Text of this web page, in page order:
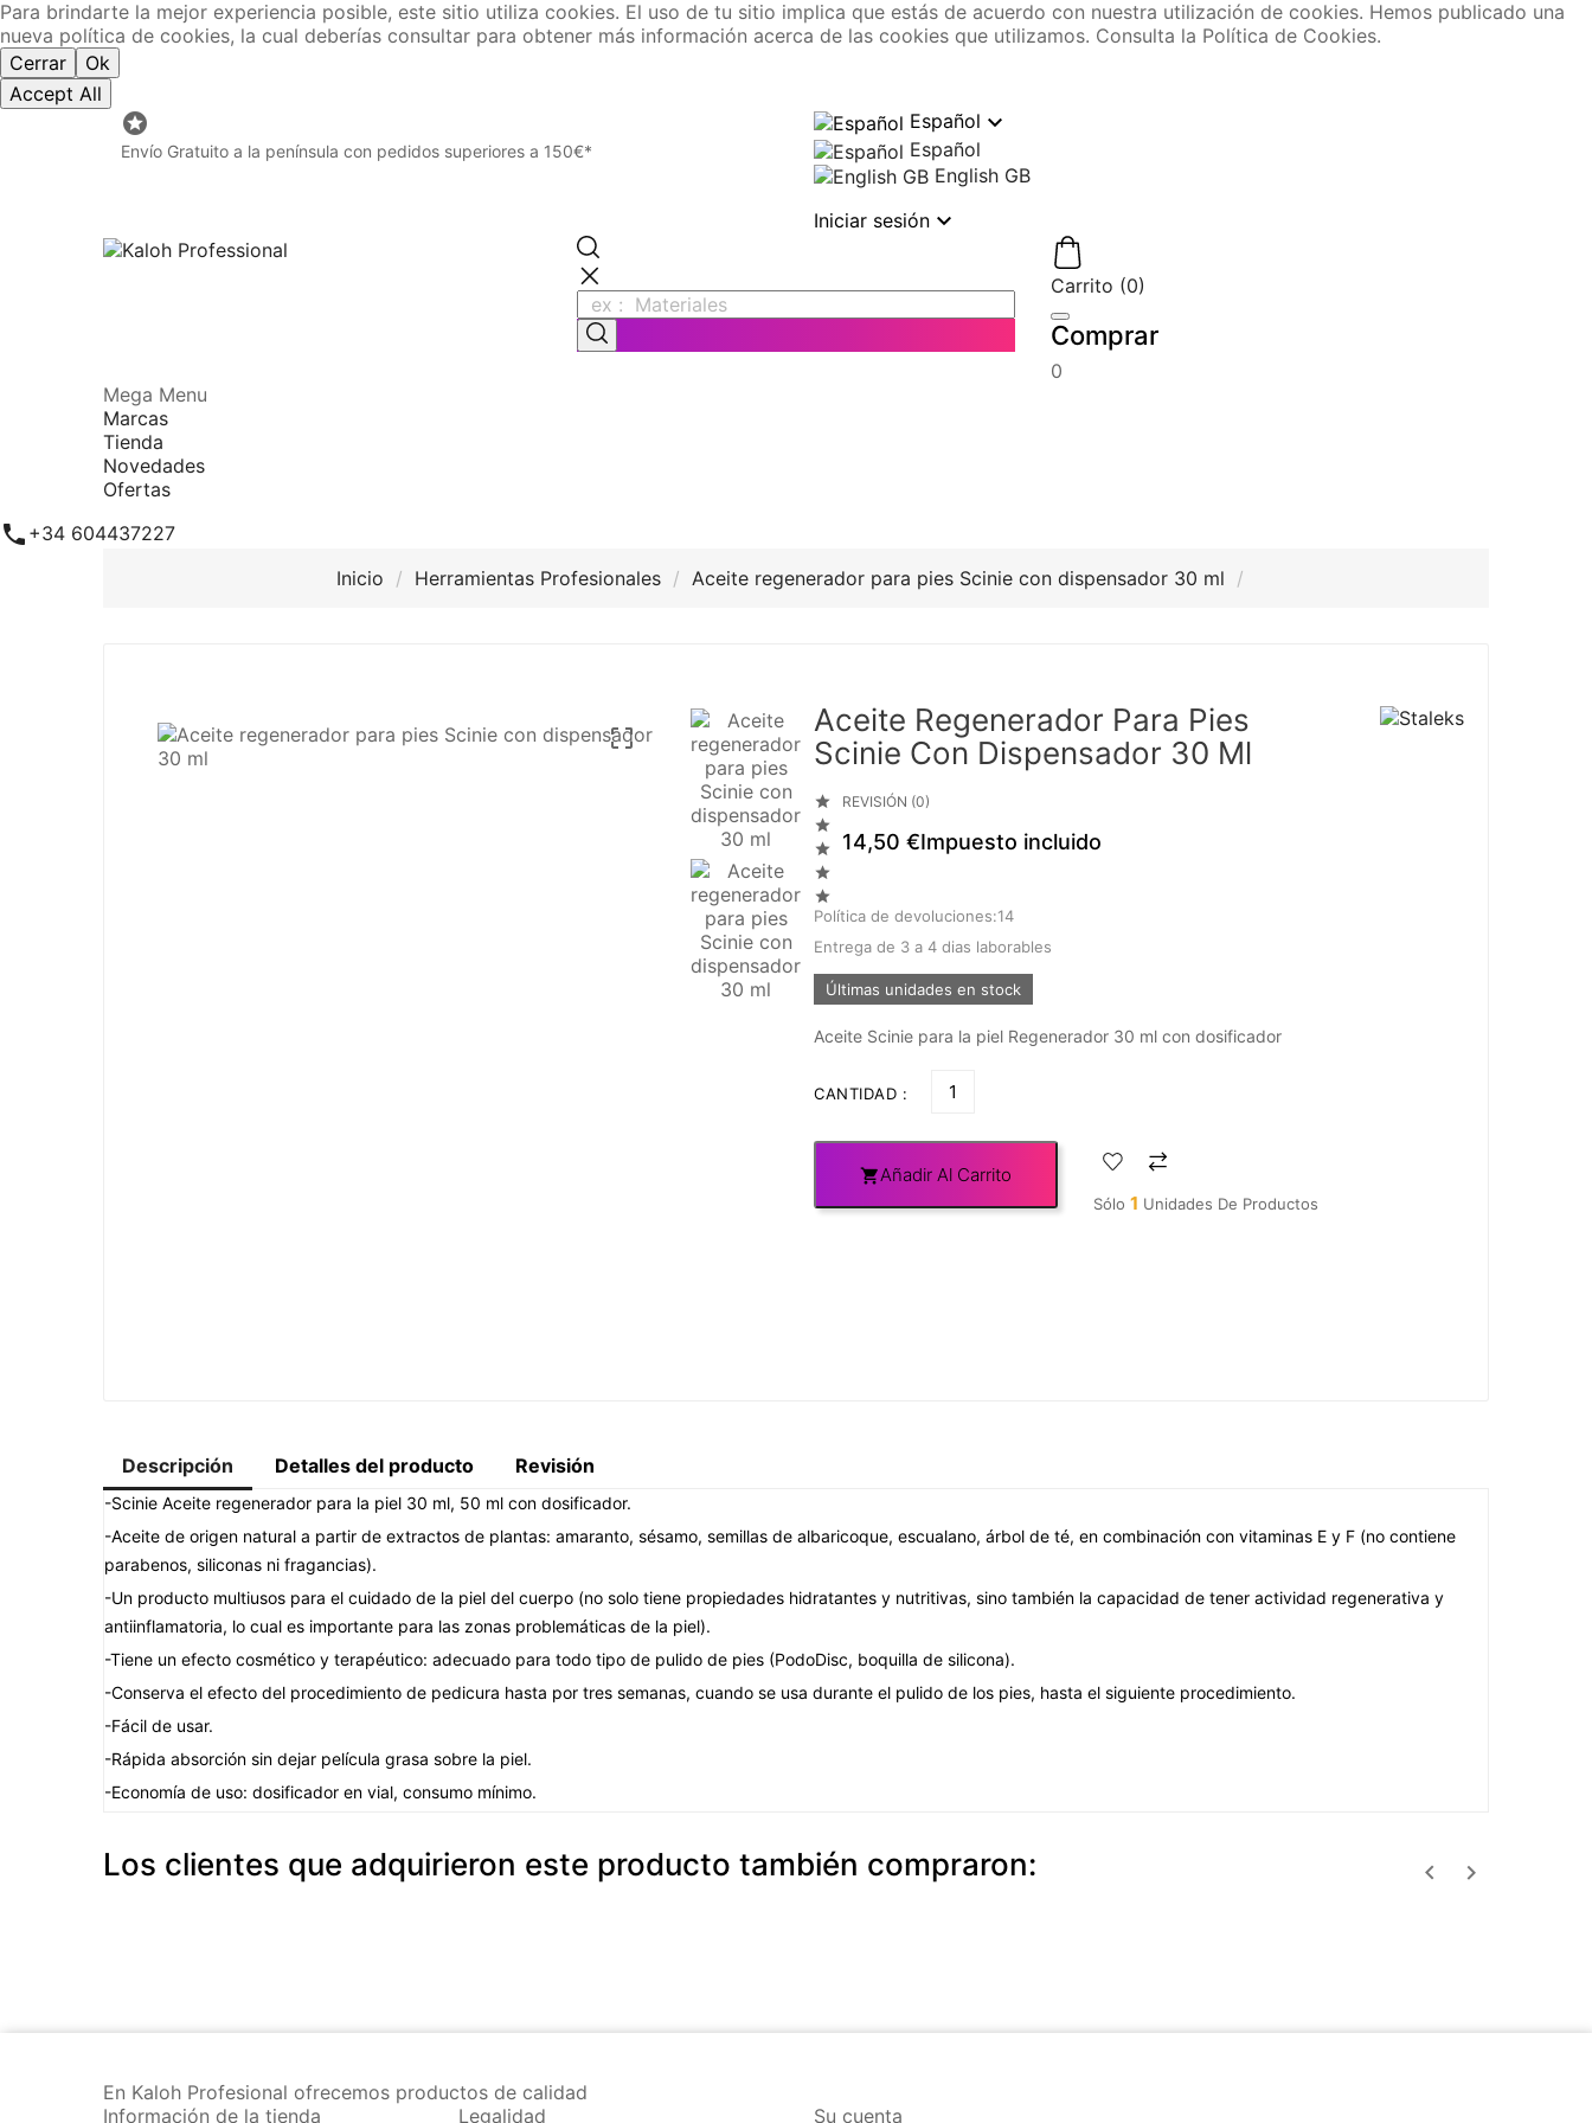
Para brindarte la mejor experiencia posible, este sitio utiliza cookies. El uso de tu sitio implica que estás de acuerdo con nuestra utilización de cookies. Hemos publicado una
nueva política de cookies, la cual deberías consultar para obtener más información acerca de las cookies que utilizamos. Consulta la Política de Cookies.
Cerrar
Ok
Accept All

Envío Gratuito a la península con pedidos superiores a 150€*
Español 
Español
English GB
Iniciar sesión 
Carrito (0)
Comprar
0
Mega Menu
Marcas
Tienda
Novedades
Ofertas
 +34 604437227
Inicio
Herramientas Profesionales Aceite regenerador para pies Scinie con dispensador 30 ml

Aceite Regenerador Para Pies
Scinie Con Dispensador 30 Ml





REVISIÓN (0)
14,50 €Impuesto incluido
Política de devoluciones:14
Entrega de 3 a 4 dias laborables
Últimas unidades en stock
Aceite Scinie para la piel Regenerador 30 ml con dosificador
CANTIDAD :
Añadir Al Carrito
Sólo 1 Unidades De Productos
Descripción Detalles del producto Revisión
-Scinie Aceite regenerador para la piel 30 ml, 50 ml con dosificador.
-Aceite de origen natural a partir de extractos de plantas: amaranto, sésamo, semillas de albaricoque, escualano, árbol de té, en combinación con vitaminas E y F (no contiene
parabenos, siliconas ni fragancias).
-Un producto multiusos para el cuidado de la piel del cuerpo (no solo tiene propiedades hidratantes y nutritivas, sino también la capacidad de tener actividad regenerativa y
antiinflamatoria, lo cual es importante para las zonas problemáticas de la piel).
-Tiene un efecto cosmético y terapéutico: adecuado para todo tipo de pulido de pies (PodoDisc, boquilla de silicona).
-Conserva el efecto del procedimiento de pedicura hasta por tres semanas, cuando se usa durante el pulido de los pies, hasta el siguiente procedimiento.
-Fácil de usar.
-Rápida absorción sin dejar película grasa sobre la piel.
-Economía de uso: dosificador en vial, consumo mínimo.
Los clientes que adquirieron este producto también compraron:  
En Kaloh Profesional ofrecemos productos de calidad
Información de la tienda
Legalidad Su cuenta